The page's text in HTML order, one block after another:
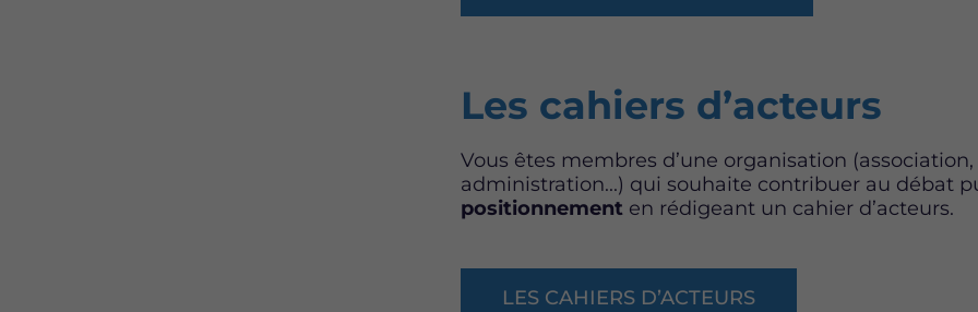
Les cahiers d’acteurs
Vous êtes membres d’une organisation
administration...) qui souhaite contribuer au débat
positionnement en rédigeant un cahier d’acteurs.
LES CAHIERS D’ACTEURS